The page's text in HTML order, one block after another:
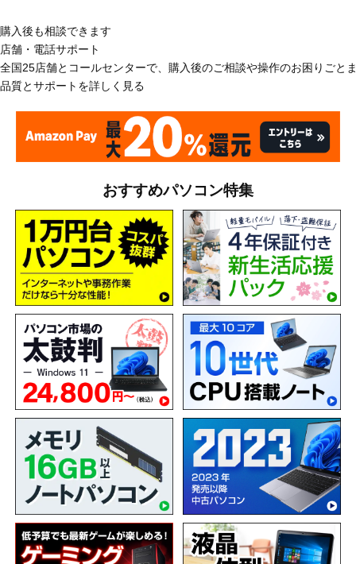
購入後も相談できます
店舗・電話サポート
全国25店舗とコールセンターで、購入後のご相談や操作のお困りごと
品質とサポートを詳しく見る
おすすめパソコン特集